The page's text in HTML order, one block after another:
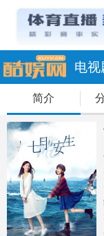
电视
简介